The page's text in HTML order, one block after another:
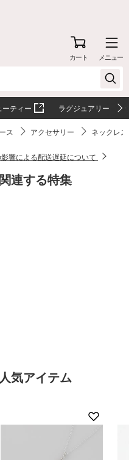
カート メニュー
ーティー ラグジュアリー
ス アクセサリー ネックレ
響による配送遅延について
連する特集
気アイテム